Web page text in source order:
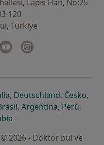
Lapis Han, No:25
120
Türkiye
açılır
bir sekmede açılır
Youtube
yeni bir sekmede açılır
açılır
bir sekmede açılır
yeni bir sekmede açılır
, Deutschlandyeni bir
, Českoyeni
,
açılır
bir sekmede açılır
yeni bir sekmede açılır
, Argentinayeni bir
, Perúyeni
,
2026 - Doktor bul ve